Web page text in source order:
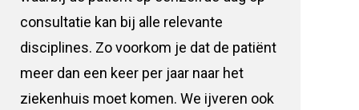
consultatie kan bij alle relevante
disciplines. Zo voorkom je dat de patiënt
meer dan een keer per jaar naar het
ziekenhuis moet komen. We ijveren ook